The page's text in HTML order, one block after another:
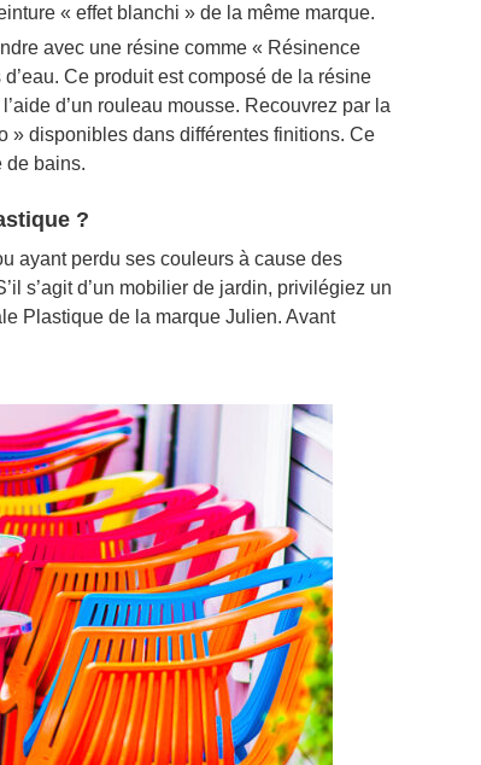
« effet blanchi » de la même marque.
avec une résine comme « Résinence
Ce produit est composé de la résine
d’un rouleau mousse. Recouvrez par la
» disponibles dans différentes finitions. Ce
de bains.
?
ayant perdu ses couleurs à cause des
s’agit d’un mobilier de jardin, privilégiez un
Plastique de la marque Julien. Avant